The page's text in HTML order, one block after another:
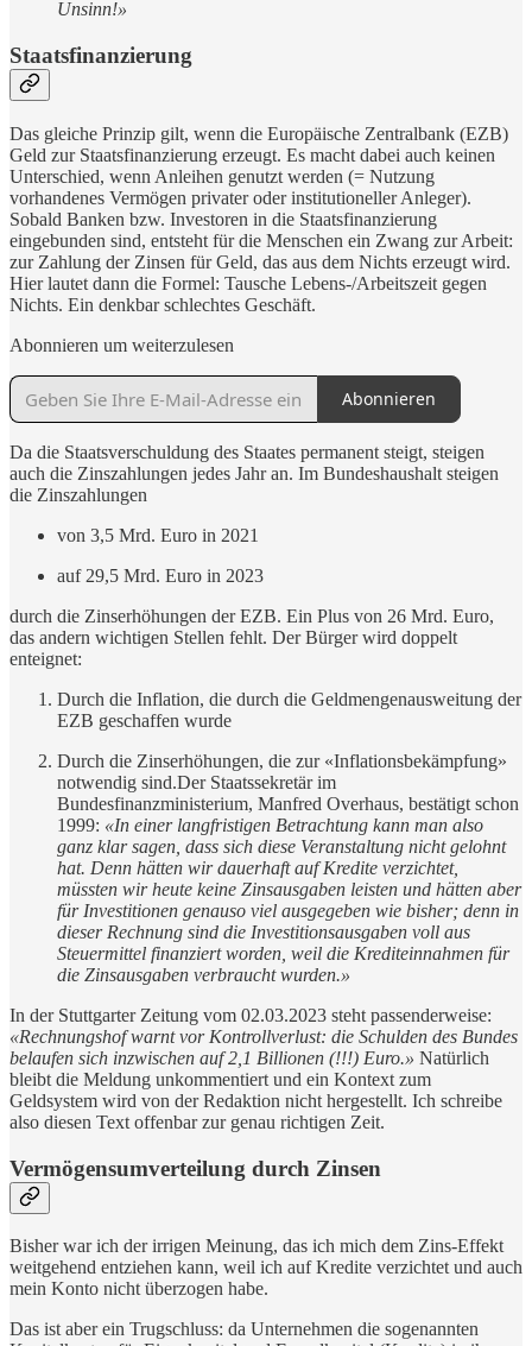
Unsinn!»
Staatsfinanzierung
Das gleiche Prinzip gilt, wenn die Europäische Zentralbank (EZB)
Geld zur Staatsfinanzierung erzeugt. Es macht dabei auch keinen
Unterschied, wenn Anleihen genutzt werden (= Nutzung
vorhandenes Vermögen privater oder institutioneller Anleger).
Sobald Banken bzw. Investoren in die Staatsfinanzierung
eingebunden sind, entsteht für die Menschen ein Zwang zur Arbeit:
zur Zahlung der Zinsen für Geld, das aus dem Nichts erzeugt wird.
Hier lautet dann die Formel: Tausche Lebens-/Arbeitszeit gegen
Nichts. Ein denkbar schlechtes Geschäft.
Abonnieren um weiterzulesen
Abonnieren
Da die Staatsverschuldung des Staates permanent steigt, steigen
auch die Zinszahlungen jedes Jahr an. Im Bundeshaushalt steigen
die Zinszahlungen
von 3,5 Mrd. Euro in 2021
auf 29,5 Mrd. Euro in 2023
durch die Zinserhöhungen der EZB. Ein Plus von 26 Mrd. Euro,
das andern wichtigen Stellen fehlt. Der Bürger wird doppelt
enteignet:
Durch die Inflation, die durch die Geldmengenausweitung der
EZB geschaffen wurde
Durch die Zinserhöhungen, die zur «Inflationsbekämpfung»
notwendig sind.Der Staatssekretär im
Bundesfinanzministerium, Manfred Overhaus, bestätigt schon
1999: «In einer langfristigen Betrachtung kann man also
ganz klar sagen, dass sich diese Veranstaltung nicht gelohnt
hat. Denn hätten wir dauerhaft auf Kredite verzichtet,
müssten wir heute keine Zinsausgaben leisten und hätten aber
für Investitionen genauso viel ausgegeben wie bisher; denn in
dieser Rechnung sind die Investitionsausgaben voll aus
Steuermittel finanziert worden, weil die Krediteinnahmen für
die Zinsausgaben verbraucht wurden.»
In der Stuttgarter Zeitung vom 02.03.2023 steht passenderweise:
«Rechnungshof warnt vor Kontrollverlust: die Schulden des Bundes
belaufen sich inzwischen auf 2,1 Billionen (!!!) Euro.» Natürlich
bleibt die Meldung unkommentiert und ein Kontext zum
Geldsystem wird von der Redaktion nicht hergestellt. Ich schreibe
also diesen Text offenbar zur genau richtigen Zeit.
Vermögensumverteilung durch Zinsen
Bisher war ich der irrigen Meinung, das ich mich dem Zins-Effekt
weitgehend entziehen kann, weil ich auf Kredite verzichtet und auch
mein Konto nicht überzogen habe.
Das ist aber ein Trugschluss: da Unternehmen die sogenannten